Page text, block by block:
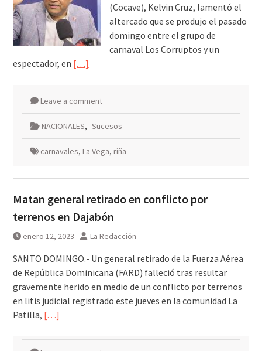
(Cocave), Kelvin Cruz, lamentó el
altercado que se produjo el pasado
domingo entre el grupo de
carnaval Los Corruptos y un
espectador, en […]
Leave a comment
NACIONALES, Sucesos
carnavales, La Vega, riña
Matan general retirado en conflicto por
terrenos en Dajabón
enero 12, 2023 La Redacción
SANTO DOMINGO.- Un general retirado de la Fuerza Aérea
de República Dominicana (FARD) falleció tras resultar
gravemente herido en medio de un conflicto por terrenos
en litis judicial registrado este jueves en la comunidad La
Patilla, […]